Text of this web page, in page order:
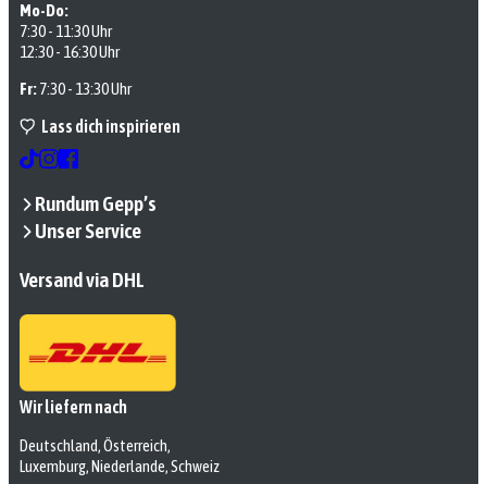
Mo-Do:
7:30 - 11:30 Uhr
12:30 - 16:30 Uhr
Fr:7:30 - 13:30 Uhr
Lass dich inspirieren
Rundum Gepp’s
Unser Service
Versand via DHL
Wir liefern nach
Deutschland, Österreich,
Luxemburg, Niederlande, Schweiz